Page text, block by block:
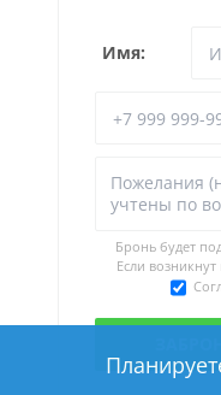
Имя:
Бронь будет
Если